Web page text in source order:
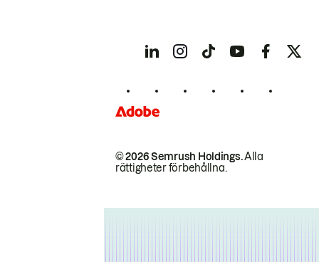
© 2026 Semrush Holdings.Alla
rättigheter förbehållna.